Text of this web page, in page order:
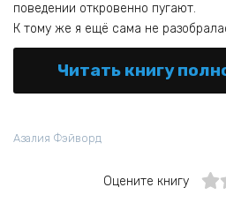
поведении откровенно пугают.
К тому же я ещё сама не
Читать книгу
Азалия Фэйворд
Оцените книгу